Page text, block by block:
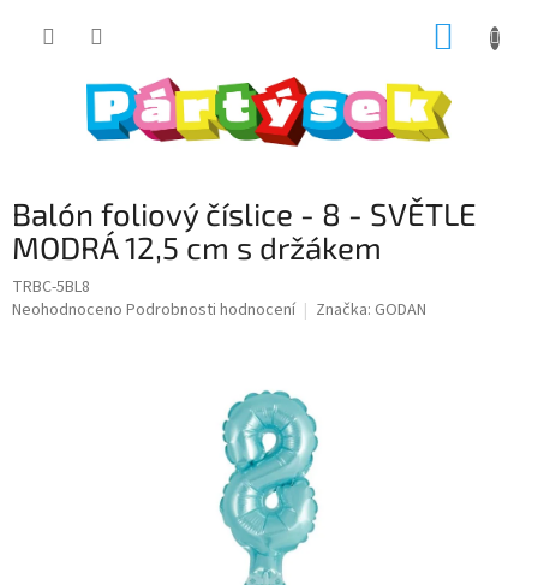
Balón foliový číslice - 8 - SVĚTLE
MODRÁ 12,5 cm s držákem
TRBC-5BL8
Průměrné
Neohodnoceno Podrobnosti hodnocení Značka: GODAN